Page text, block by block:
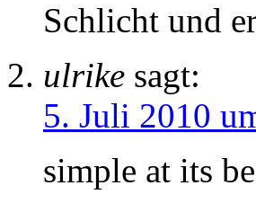
Schlicht und
ulrike sagt:
5. Juli 2010
simple at its